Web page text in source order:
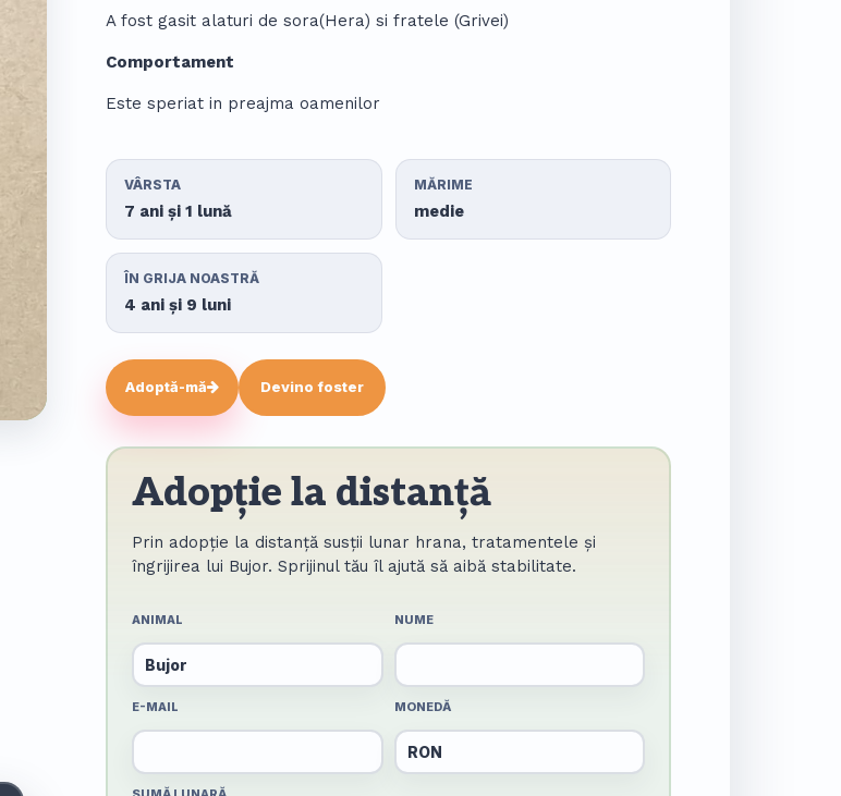
A fost gasit alaturi de sora(Hera) si fratele (Grivei)
Comportament
Este speriat in preajma oamenilor
VÂRSTA
7 ani și 1 lună
MĂRIME
medie
ÎN GRIJA NOASTRĂ
4 ani și 9 luni
Adoptă-mă Devino foster
Adopție la distanță
Prin adopție la distanță susții lunar hrana, tratamentele și
îngrijirea lui Bujor. Sprijinul tău îl ajută să aibă stabilitate.
ANIMAL NUME
E-MAIL MONEDĂ